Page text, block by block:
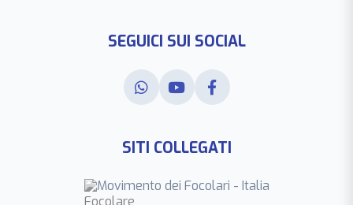
SEGUICI SUI SOCIAL
SITI COLLEGATI
Movimento dei Focolari - Italia